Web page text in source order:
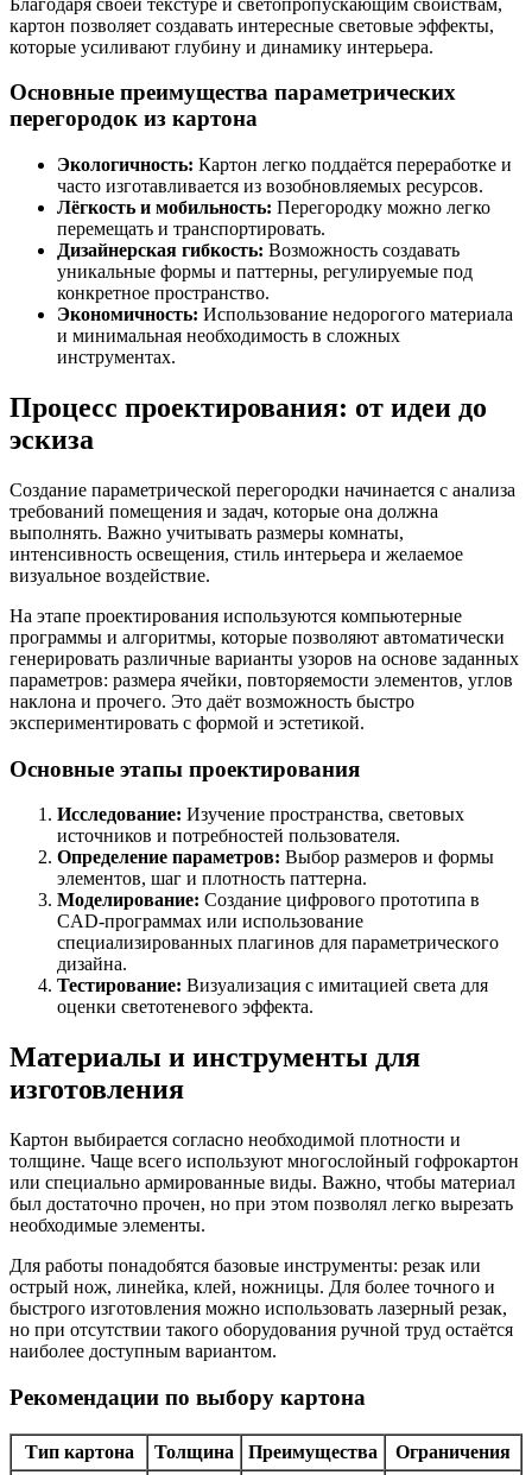
картон позволяет создавать интересные световые эффекты,
которые усиливают глубину и динамику интерьера.
Основные преимущества параметрических
перегородок из картона
Экологичность: Картон легко поддаётся переработке и
часто изготавливается из возобновляемых ресурсов.
Лёгкость и мобильность: Перегородку можно легко
перемещать и транспортировать.
Дизайнерская гибкость: Возможность создавать
уникальные формы и паттерны, регулируемые под
конкретное пространство.
Экономичность: Использование недорогого материала
и минимальная необходимость в сложных
инструментах.
Процесс проектирования: от идеи до
эскиза
Создание параметрической перегородки начинается с анализа
требований помещения и задач, которые она должна
выполнять. Важно учитывать размеры комнаты,
интенсивность освещения, стиль интерьера и желаемое
визуальное воздействие.
На этапе проектирования используются компьютерные
программы и алгоритмы, которые позволяют автоматически
генерировать различные варианты узоров на основе заданных
параметров: размера ячейки, повторяемости элементов, углов
наклона и прочего. Это даёт возможность быстро
экспериментировать с формой и эстетикой.
Основные этапы проектирования
Исследование: Изучение пространства, световых
источников и потребностей пользователя.
Определение параметров: Выбор размеров и формы
элементов, шаг и плотность паттерна.
Моделирование: Создание цифрового прототипа в
CAD-программах или использование
специализированных плагинов для параметрического
дизайна.
Тестирование: Визуализация с имитацией света для
оценки светотеневого эффекта.
Материалы и инструменты для
изготовления
Картон выбирается согласно необходимой плотности и
толщине. Чаще всего используют многослойный гофрокартон
или специально армированные виды. Важно, чтобы материал
был достаточно прочен, но при этом позволял легко вырезать
необходимые элементы.
Для работы понадобятся базовые инструменты: резак или
острый нож, линейка, клей, ножницы. Для более точного и
быстрого изготовления можно использовать лазерный резак,
но при отсутствии такого оборудования ручной труд остаётся
наиболее доступным вариантом.
Рекомендации по выбору картона
Тип картона Толщина Преимущества Ограничения